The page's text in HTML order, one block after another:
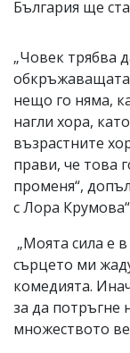
България ще
„Човек трябва
обкръжаващата
нещо го няма,
нагли хора,
възрастните
прави, че това
променя“,
с Лора
„Моята сила е
сърцето ми
комедията.
за да потръгне
множеството